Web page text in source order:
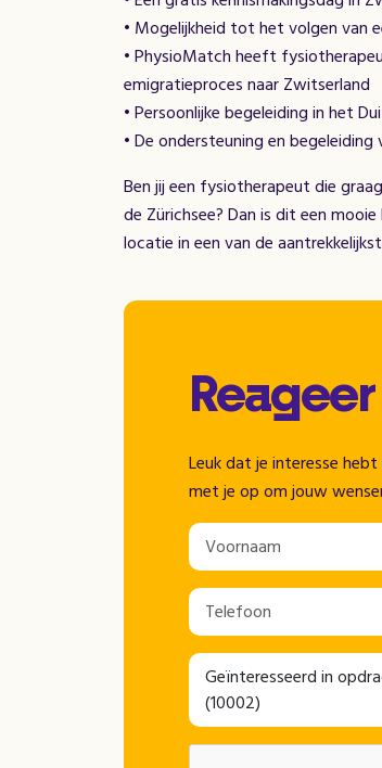
• Mogelijkheid tot het volgen van
• PhysioMatch heeft
emigratieproces naar Zwitserland
• Persoonlijke begeleiding in het
• De ondersteuning en
Ben jij een fysiotherapeut die
de Zürichsee? Dan is dit een
locatie in een van de
Leuk dat je interesse
met je op om jouw